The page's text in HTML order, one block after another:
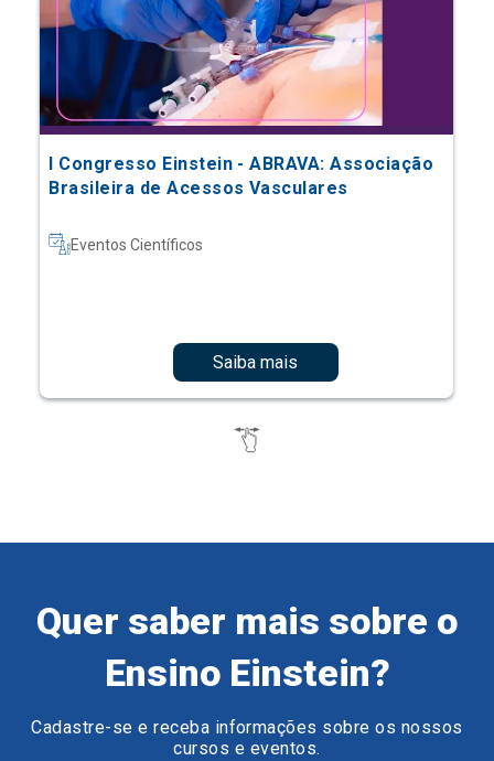
I Congresso Einstein - ABRAVA: Associação
Brasileira de Acessos Vasculares
Eventos Científicos
Saiba mais
Quer saber mais sobre o
Ensino Einstein?
Cadastre-se e receba informações sobre os nossos
cursos e eventos.